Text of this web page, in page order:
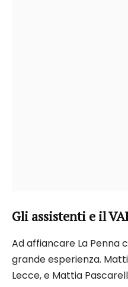
Gli assistenti e il
Ad affiancare La Penna
grande esperienza.
Lecce, e Mattia